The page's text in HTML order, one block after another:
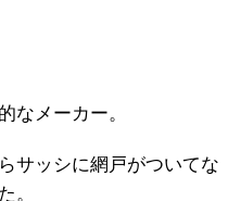
なメーカー。
サッシに網戸がついてな
。